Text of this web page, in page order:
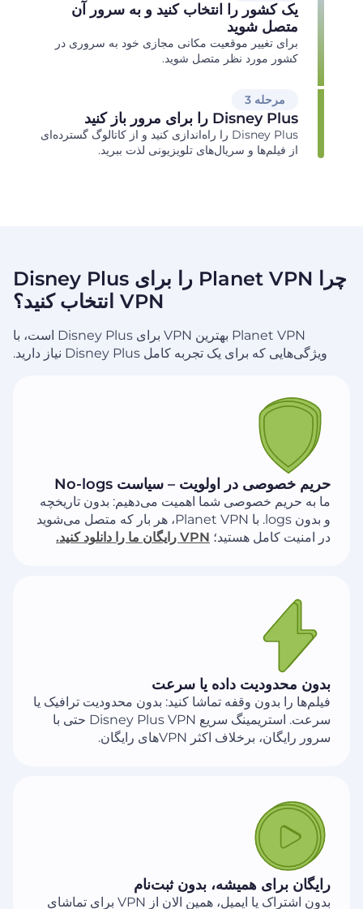
یک کشور را انتخاب کنید و به سرور آن
متصل شوید
برای تغییر موقعیت مکانی مجازی خود به سروری در
کشور مورد نظر متصل شوید.
مرحله 3
Disney Plus را برای مرور باز کنید
Disney Plus را راه‌اندازی کنید و از کاتالوگ گسترده‌ای
از فیلم‌ها و سریال‌های تلویزیونی لذت ببرید.
چرا Planet VPN را برای Disney Plus
VPN انتخاب کنید؟
Planet VPN بهترین VPN برای Disney Plus است، با
ویژگی‌هایی که برای یک تجربه کامل Disney Plus نیاز دارید.
حریم خصوصی در اولویت – سیاست No-logs
ما به حریم خصوصی شما اهمیت می‌دهیم: بدون تاریخچه
و بدون logs. با Planet VPN، هر بار که متصل می‌شوید
در امنیت کامل هستید؛ VPN رایگان ما را دانلود کنید.
بدون محدودیت داده یا سرعت
فیلم‌ها را بدون وقفه تماشا کنید: بدون محدودیت ترافیک یا
سرعت. استریمینگ سریع Disney Plus VPN حتی با
سرور رایگان، برخلاف اکثر VPN‌های رایگان.
رایگان برای همیشه، بدون ثبت‌نام
بدون اشتراک یا ایمیل، همین الان از VPN برای تماشای